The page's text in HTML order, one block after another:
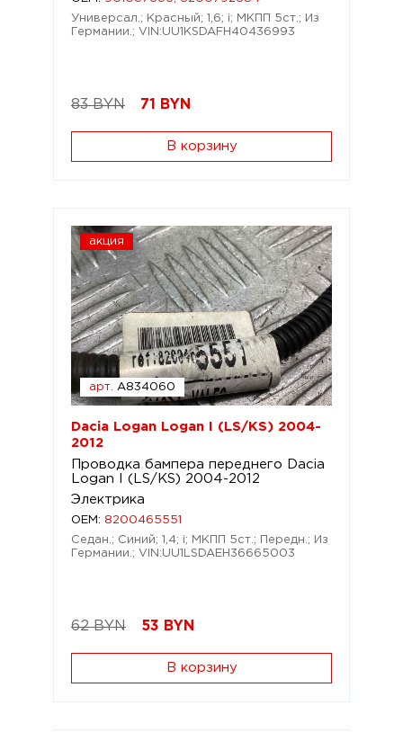
Универсал.; Красный; 1,6; i; МКПП 5ст.; Из
Германии.; VIN:UU1KSDAFH40436993
83 BYN 71 BYN
В корзину
акция
арт. A834060
Dacia Logan Logan I (LS/KS) 2004-
2012
Проводка бампера переднего Dacia
Logan I (LS/KS) 2004-2012
Электрика
OEM: 8200465551
Седан.; Синий; 1,4; i; МКПП 5ст.; Передн.; Из
Германии.; VIN:UU1LSDAEH36665003
62 BYN 53 BYN
В корзину